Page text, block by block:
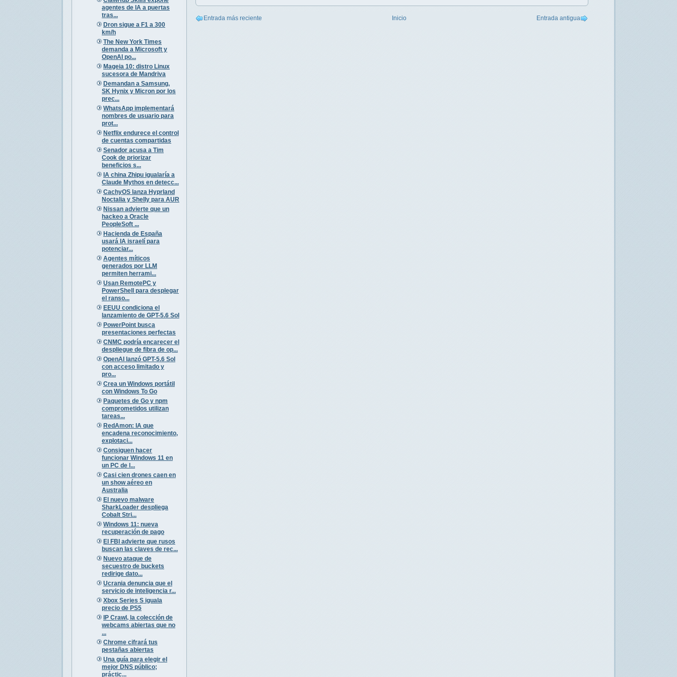
agentes de IA a puertas
tras...
Dron sigue a F1 a 300
km/h
The New York Times
demanda a Microsoft y
OpenAI po...
Mageia 10: distro Linux
sucesora de Mandriva
Demandan a Samsung,
SK Hynix y Micron por los
prec...
WhatsApp implementará
nombres de usuario para
prot...
Netflix endurece el control
de cuentas compartidas
Senador acusa a Tim
Cook de priorizar
beneficios s...
IA china Zhipu igualaría a
Claude Mythos en detecc...
CachyOS lanza Hyprland
Noctalia y Shelly para AUR
Nissan advierte que un
hackeo a Oracle
PeopleSoft ...
Hacienda de España
usará IA israelí para
potenciar...
Agentes míticos
generados por LLM
permiten herrami...
Usan RemotePC y
PowerShell para desplegar
el ranso...
EEUU condiciona el
lanzamiento de GPT-5.6 Sol
PowerPoint busca
presentaciones perfectas
CNMC podría encarecer el
despliegue de fibra de op...
OpenAI lanzó GPT-5.6 Sol
con acceso limitado y
pro...
Crea un Windows portátil
con Windows To Go
Paquetes de Go y npm
comprometidos utilizan
tareas...
RedAmon: IA que
encadena reconocimiento,
explotaci...
Consiguen hacer
funcionar Windows 11 en
un PC de l...
Casi cien drones caen en
un show aéreo en
Australia
El nuevo malware
SharkLoader despliega
Cobalt Stri...
Windows 11: nueva
recuperación de pago
El FBI advierte que rusos
buscan las claves de rec...
Nuevo ataque de
secuestro de buckets
redirige dato...
Ucrania denuncia que el
servicio de inteligencia r...
Xbox Series S iguala
precio de PS5
IP Crawl, la colección de
webcams abiertas que no
...
Chrome cifrará tus
pestañas abiertas
Una guía para elegir el
mejor DNS público;
práctic...
Entrada más reciente Entrada antigua
Inicio